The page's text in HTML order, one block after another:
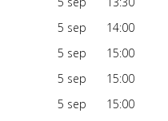
5 sep
14:00
5 sep
15:00
5 sep
15:00
5 sep
15:00